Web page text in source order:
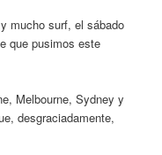
mucho surf, el sábado
que pusimos este
Melbourne, Sydney y
desgraciadamente,